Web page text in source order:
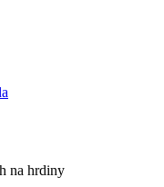
na hrdiny